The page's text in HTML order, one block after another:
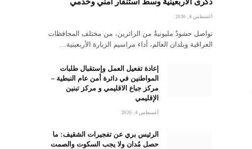
أغسطس 4, 2026
تواصل حشودٌ مليونيةٌ من الزائرين، من مختلف المحافظات
العراقية وبلدان العالم، أداء مراسيم الزيارة الأربعينية…
إعادة تفعيل العمل وإستقبال طلبات
المواطنين في دائرة أمن عام النبطية –
مركز جباع الاقليمي و مركز تبنين
الإقليمي
أغسطس 4, 2026
الرئيس بري عن تفجيرات الشقيف: ما
حصل مُدان ولا يجب السكوت والصمت